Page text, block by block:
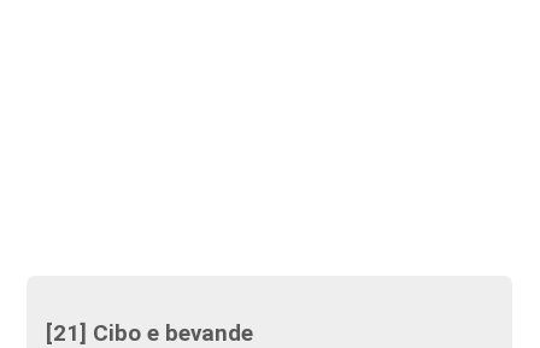
[21] Cibo e bevande